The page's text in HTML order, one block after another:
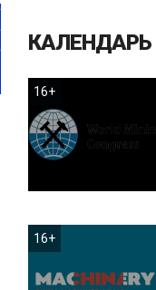
КАЛЕНДАРЬ
16+
16+